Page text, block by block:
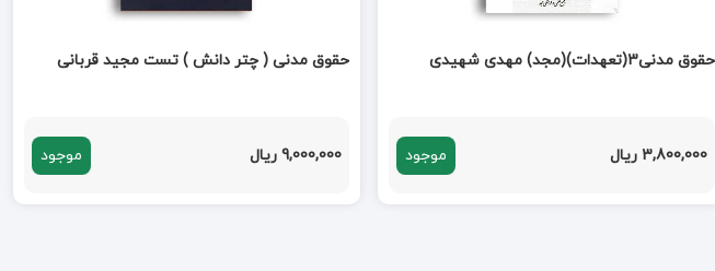
حقوق مدنی3(تعهدات)(مجد) مهدی شهیدی
3,800,000 ریال موجود
حقوق مدنی ( چتر دانش ) تست مجید قربانی
9,000,000 ریال موجود